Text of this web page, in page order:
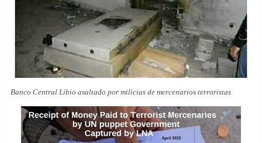
Banco Central Libio asaltado por milicias de mercenarios terroristas